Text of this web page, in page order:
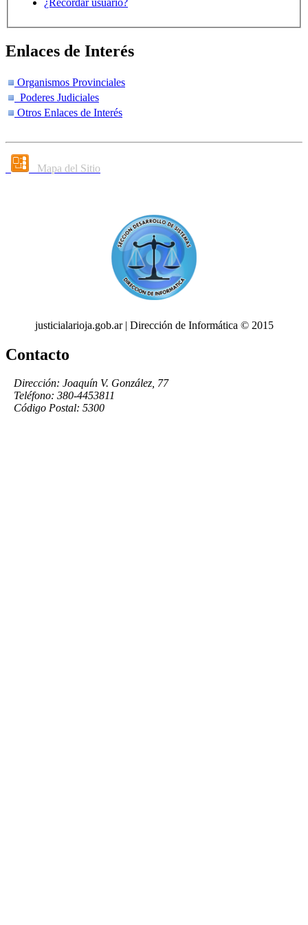
Enlaces de Interés
Organismos Provinciales
Poderes Judiciales
Otros Enlaces de Interés
Mapa del Sitio
justicialarioja.gob.ar | Dirección de Informática © 2015
Contacto
Dirección: Joaquín V. González, 77
Teléfono: 380-4453811
Código Postal: 5300